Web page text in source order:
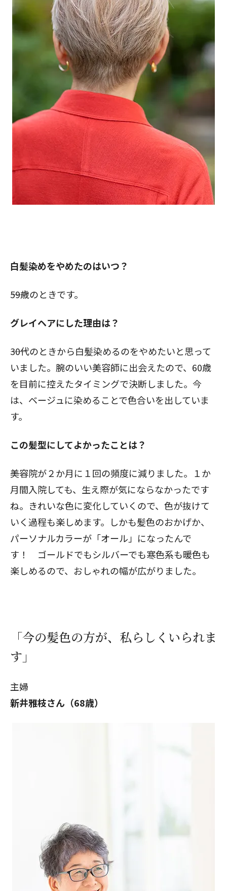
白髪染めをやめたのはいつ？
――59歳のときです。
グレイヘアにした理由は？
――30代のときから白髪染めるのをやめたいと思って
いました。腕のいい美容師に出会えたので、60歳
を目前に控えたタイミングで決断しました。今
は、ベージュに染めることで色合いを出していま
す。
この髪型にしてよかったことは？
――美容院が２か月に１回の頻度に減りました。１か
月間入院しても、生え際が気にならなかったです
ね。きれいな色に変化していくので、色が抜けて
いく過程も楽しめます。しかも髪色のおかげか、
パーソナルカラーが「オール」になったんで
す！ ゴールドでもシルバーでも寒色系も暖色も
楽しめるので、おしゃれの幅が広がりました。
「今の髪色の方が、私らしくいられま
す」
主婦
新井雅枝さん（68歳）